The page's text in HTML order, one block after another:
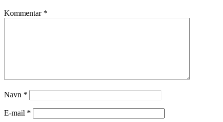
Kommentar *
Navn *
E-mail *